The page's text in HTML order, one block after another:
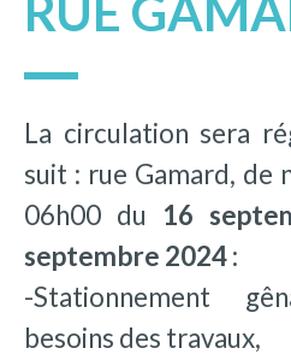
RUE
La circulation sera
suit : rue Gamard,
06h00 du 16
septembre 2024 :
-Stationnement
besoins des travaux,